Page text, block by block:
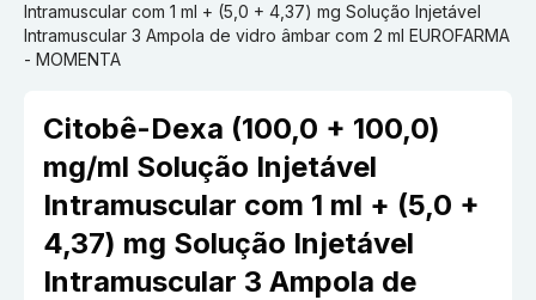
Intramuscular com 1 ml + (5,0 + 4,37) mg Solução Injetável
Intramuscular 3 Ampola de vidro âmbar com 2 ml EUROFARMA
- MOMENTA
Citobê-Dexa (100,0 + 100,0)
mg/ml Solução Injetável
Intramuscular com 1 ml + (5,0 +
4,37) mg Solução Injetável
Intramuscular 3 Ampola de